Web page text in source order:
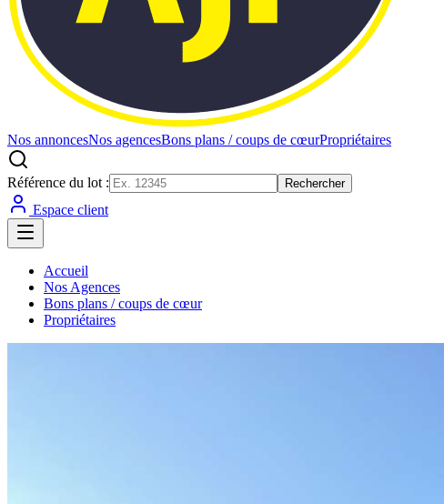
Nos annoncesNos agencesBons plans / coups de cœurPropriétaires
Référence du lot : Rechercher
Espace client
Accueil
Nos Agences
Bons plans / coups de cœur
Propriétaires